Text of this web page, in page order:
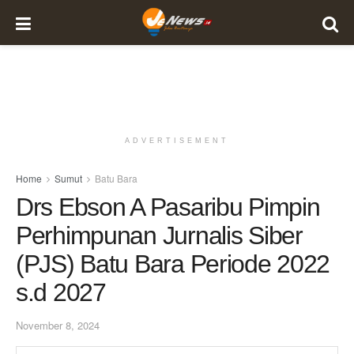
ADVERTISEMENT
Home Sumut Batu Bara
Drs Ebson A Pasaribu Pimpin
Perhimpunan Jurnalis Siber
(PJS) Batu Bara Periode 2022
s.d 2027
November 8, 2024